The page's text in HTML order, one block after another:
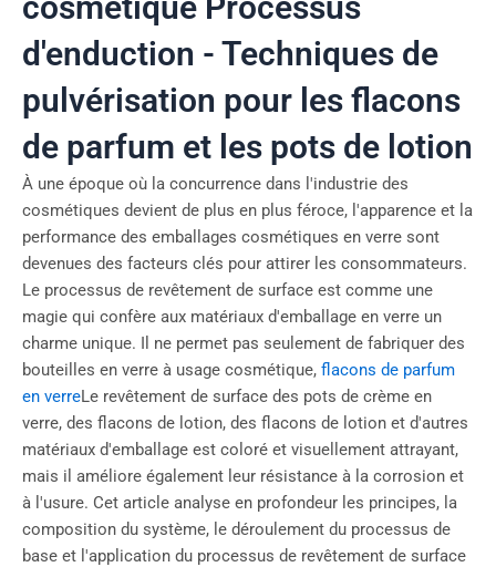
d'enduction - Techniques de
pulvérisation pour les flacons
de parfum et les pots de lotion
À une époque où la concurrence dans l'industrie des
cosmétiques devient de plus en plus féroce, l'apparence et la
performance des emballages cosmétiques en verre sont
devenues des facteurs clés pour attirer les consommateurs.
Le processus de revêtement de surface est comme une
magie qui confère aux matériaux d'emballage en verre un
charme unique. Il ne permet pas seulement de fabriquer des
bouteilles en verre à usage cosmétique, flacons de parfum
en verreLe revêtement de surface des pots de crème en
verre, des flacons de lotion, des flacons de lotion et d'autres
matériaux d'emballage est coloré et visuellement attrayant,
mais il améliore également leur résistance à la corrosion et
à l'usure. Cet article analyse en profondeur les principes, la
composition du système, le déroulement du processus de
base et l'application du processus de revêtement de surface